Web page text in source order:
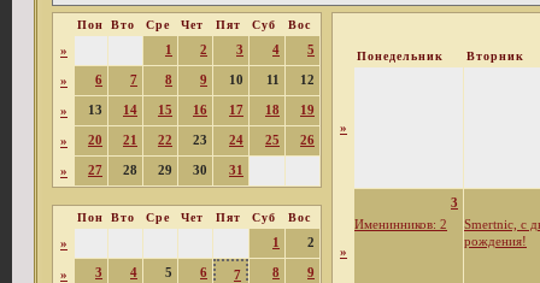
Пон Вто Сре Чет Пят Суб Вос
» 1 2 3 4 5
» 6 7 8 9 10 11 12
» 13 14 15 16 17 18 19
» 20 21 22 23 24 25 26
» 27 28 29 30 31
Пон Вто Сре Чет Пят Суб Вос
» 1 2
» 3 4 5 6 7 8 9
Понедельник Вторник
»
»
3
Именинников: 2
Smertnic, с
рождения!